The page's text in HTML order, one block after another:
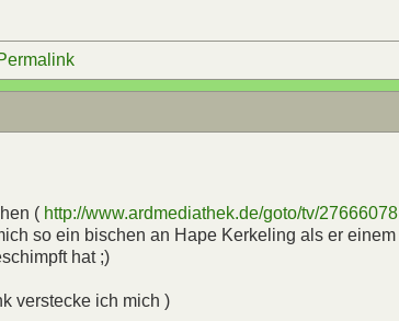
( http://www.ardmediathek.de/goto/tv/27666078
so ein bischen an Hape Kerkeling als er einem
hat ;)
verstecke ich mich )